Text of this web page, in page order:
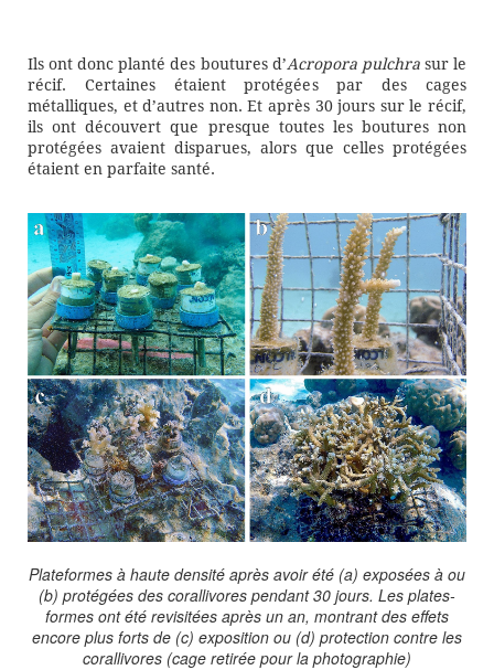
Ils ont donc planté des boutures d’Acropora pulchrasur le
récif. Certaines étaient protégées par des cages
métalliques, et d’autres non. Et après 30 jours sur le récif,
ils ont découvert que presque toutes les boutures non
protégées avaient disparues, alors que celles protégées
étaient en parfaite santé.
Plateformes à haute densité après avoir été (a) exposées à ou
(b) protégées des corallivores pendant 30 jours. Les plates-
formes ont été revisitées après un an, montrant des effets
encore plus forts de (c) exposition ou (d) protection contre les
corallivores (cage retirée pour la photographie)